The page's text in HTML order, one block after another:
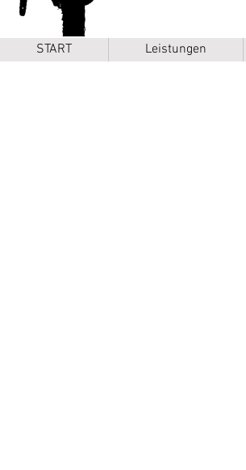
START Leistungen